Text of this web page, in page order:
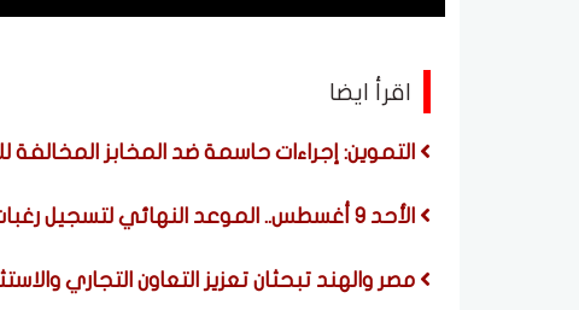
اقرأ ايضا
التموين: إجراءات حاسمة ضد المخابز المخالفة
الأحد 9 أغسطس.. الموعد النهائي لتسجيل رغبات المرحلة الأولى للتنسيق
مصر والهند تبحثان تعزيز التعاون التجاري